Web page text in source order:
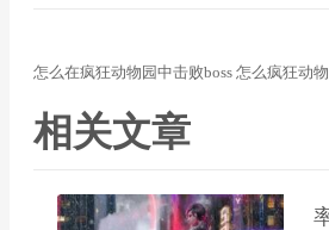
怎么在疯狂动物园中击败boss 怎么疯狂动
相关文章